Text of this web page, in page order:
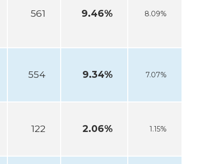
561 9.46% 8.09%
554 9.34% 7.07%
122 2.06% 1.15%